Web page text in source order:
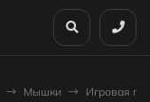
Мышки Игровая